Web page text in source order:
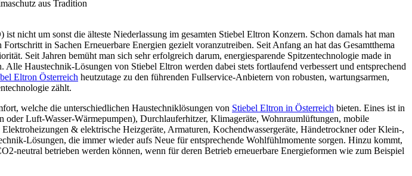
nicht um sonst die älteste Niederlassung im gesamten Stiebel Eltron Konzern. Schon damals hat man
in Sachen Erneuerbare Energien gezielt voranzutreiben. Seit Anfang an hat das Gesamtthema
Seit Jahren bemüht man sich sehr erfolgreich darum, energiesparende Spitzentechnologie made in
Haustechnik-Lösungen von Stiebel Eltron werden dabei stets fortlaufend verbessert und entsprechend
Eltron Österreich heutzutage zu den führenden Fullservice-Anbietern von robusten, wartungsarmen,
zählt.
welche die unterschiedlichen Haustechniklösungen von Stiebel Eltron in Österreich bieten. Eines ist in
oder Luft-Wasser-Wärmepumpen), Durchlauferhitzer, Klimageräte, Wohnraumlüftungen, mobile
& elektrische Heizgeräte, Armaturen, Kochendwassergeräte, Händetrockner oder Klein-,
Lösungen, die immer wieder aufs Neue für entsprechende Wohlfühlmomente sorgen. Hinzu kommt,
neutral betrieben werden können, wenn für deren Betrieb erneuerbare Energieformen wie zum Beispiel